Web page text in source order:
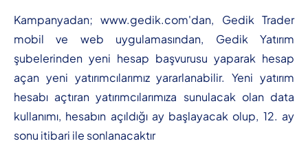
Kampanyadan; www.gedik.com'dan, Gedik Trader
mobil ve web uygulamasından, Gedik Yatırım
şubelerinden yeni hesap başvurusu yaparak hesap
açan yeni yatırımcılarımız yararlanabilir. Yeni yatırım
hesabı açtıran yatırımcılarımıza sunulacak olan data
kullanımı, hesabın açıldığı ay başlayacak olup, 12. ay
sonu itibari ile sonlanacaktır